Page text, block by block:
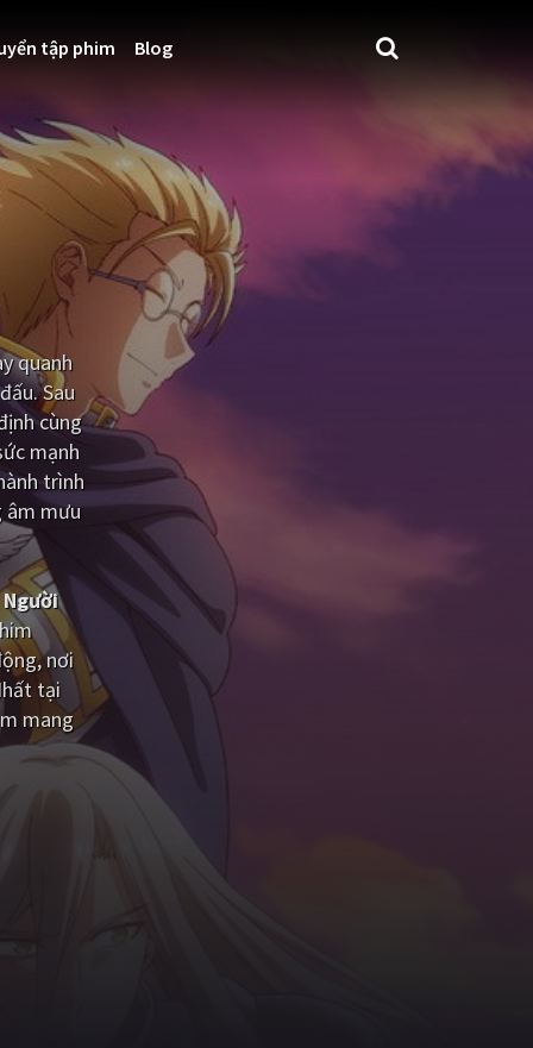
tập phim Blog
quanh
Sau
cùng
mạnh
trình
âm mưu
nơi
tại
mang